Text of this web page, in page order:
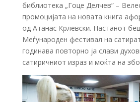
библиотека „Гоце Делчев“ –
промоцијата на новата книга
од Атанас Крлевски. Настанот
Меѓународен фестивал на
годинава повторно ја слави
сатиричниот израз и моќта на